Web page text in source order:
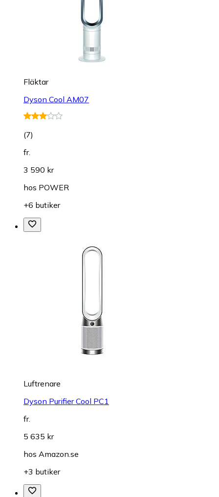
Fläktar
Dyson Cool AM07
(7)
fr.
3 590 kr
hos POWER
+6 butiker
Luftrenare
Dyson Purifier Cool PC1
fr.
5 635 kr
hos Amazon.se
+3 butiker